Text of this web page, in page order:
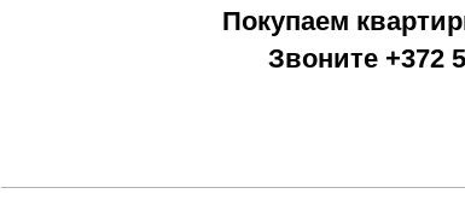
Покупаем
Звоните +372